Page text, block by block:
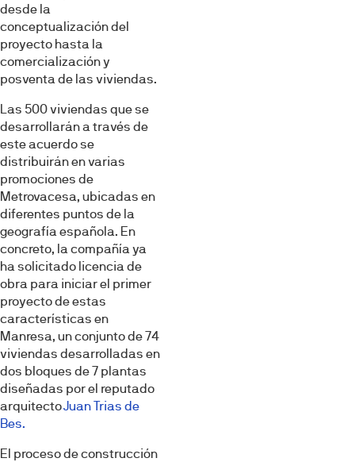
desde la
conceptualización del
proyecto hasta la
comercialización y
posventa de las viviendas.
Las 500 viviendas que se
desarrollarán a través de
este acuerdo se
distribuirán en varias
promociones de
Metrovacesa, ubicadas en
diferentes puntos de la
geografía española. En
concreto, la compañía ya
ha solicitado licencia de
obra para iniciar el primer
proyecto de estas
características en
Manresa, un conjunto de 74
viviendas desarrolladas en
dos bloques de 7 plantas
diseñadas por el reputado
arquitectoJuan Trias de
Bes.
El proceso de construcción